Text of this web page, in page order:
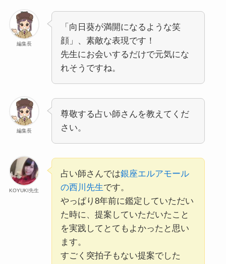
編集長
「向日葵が満開になるような笑
顔」、素敵な表現です！
先生にお会いするだけで元気にな
れそうですね。
編集長
尊敬する占い師さんを教えてくだ
さい。
KOYUKI先生
占い師さんでは銀座エルアモール
の西川先生です。
やっぱり8年前に鑑定していただい
た時に、提案していただいたこと
を実践してとてもよかったと思い
ます。
すごく突拍子もない提案でした